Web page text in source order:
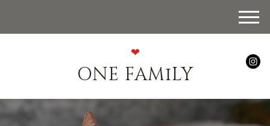
❤︎
ONE FAMiLY